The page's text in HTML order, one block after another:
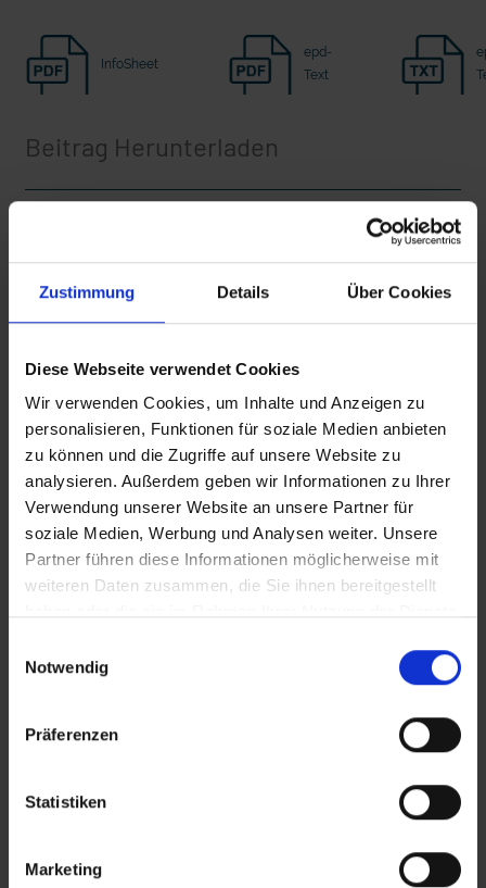
Zustimmung Details Über Cookies
Diese Webseite verwendet Cookies
Wir verwenden Cookies, um Inhalte und Anzeigen zu
personalisieren, Funktionen für soziale Medien anbieten
zu können und die Zugriffe auf unsere Website zu
analysieren. Außerdem geben wir Informationen zu Ihrer
Verwendung unserer Website an unsere Partner für
soziale Medien, Werbung und Analysen weiter. Unsere
Partner führen diese Informationen möglicherweise mit
weiteren Daten zusammen, die Sie ihnen bereitgestellt
Notwendig
Präferenzen
Statistiken
Marketing
InfoSheet
epd-
Text
Beitrag Herunterladen
CLEAN_epd erklärt_Totensonntag
Zusätzliches Material
Bilder
SRT-Untertitel
interessieren